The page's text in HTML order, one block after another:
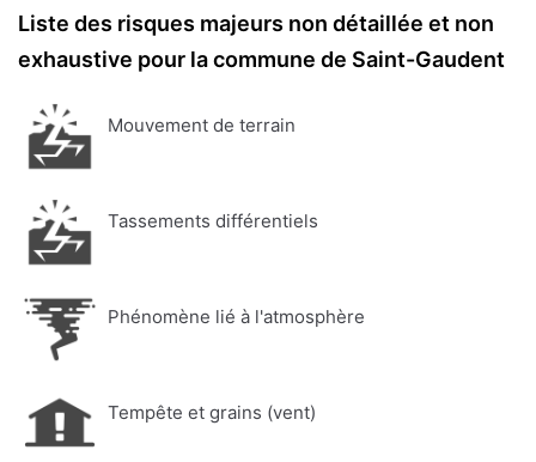
Liste des risques majeurs non détaillée et non
exhaustive pour la commune de Saint-Gaudent
Mouvement de terrain
Tassements différentiels
Phénomène lié à l'atmosphère
Tempête et grains (vent)